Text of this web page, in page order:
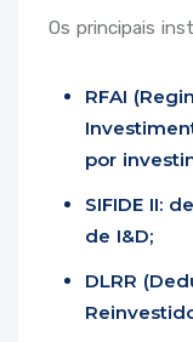
Os principais
RFAI
por
SIFIDE II:
de I&D;
DLRR